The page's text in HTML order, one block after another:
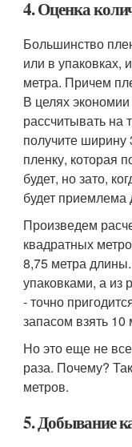
4. Оценка
Большинство
или в упаковках,
метра. Причем
В целях
рассчитывать на
получите ширину
пленку, которая
будет, но зато,
будет
Произведем
квадратных
8,75 метра
упаковками, а из
- точно
запасом взять 10
Но это еще не
раза. Почему?
метров.
5. Добывание